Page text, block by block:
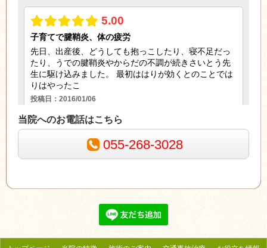
当院へのお電話はこちら
055-268-3028